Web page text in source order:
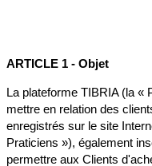
ARTICLE 1 - Objet
La plateforme TIBRIA (la «
mettre en relation des
enregistrés sur le site
Praticiens »), également
permettre aux Clients